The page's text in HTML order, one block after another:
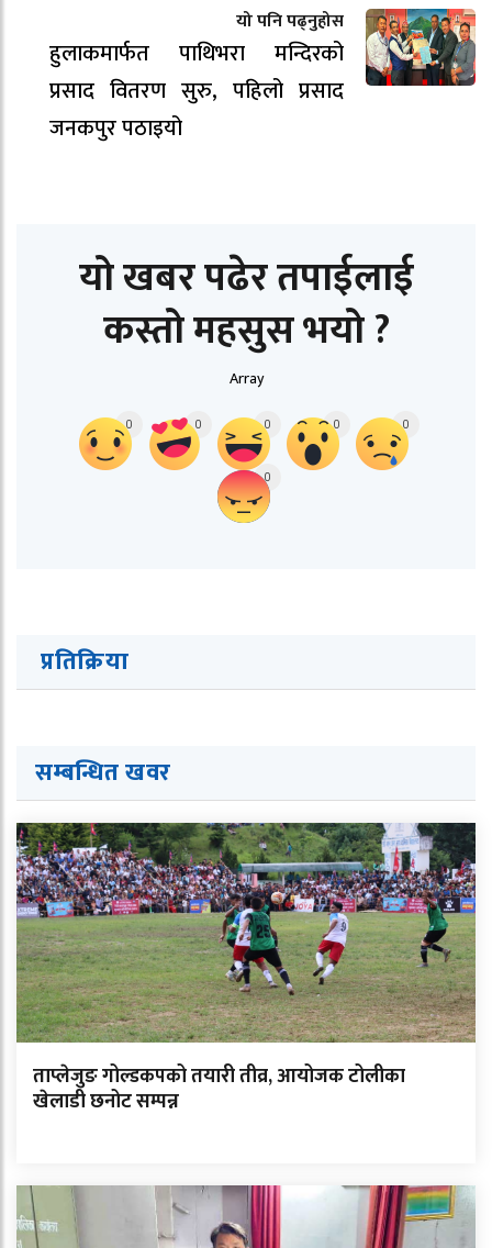
यो पनि पढ्नुहोस
हुलाकमार्फत पाथिभरा मन्दिरको
प्रसाद वितरण सुरु, पहिलो प्रसाद
जनकपुर पठाइयो
यो खबर पढेर तपाईलाई
कस्तो महसुस भयो ?
Array
0 0 0 0 0
0
प्रतिक्रिया
सम्बन्धित खवर
ताप्लेजुङ गोल्डकपको तयारी तीव्र, आयोजक टोलीका
खेलाडी छनोट सम्पन्न